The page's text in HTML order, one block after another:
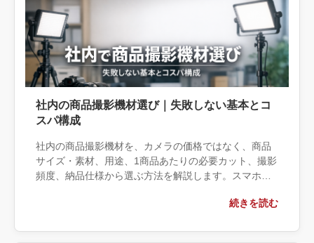
社内の商品撮影機材選び｜失敗しない基本とコ
スパ構成
社内の商品撮影機材を、カメラの価格ではなく、商品
サイズ・素材、用途、1商品あたりの必要カット、撮影
頻度、納品仕様から選ぶ方法を解説します。スマホと
任せる条件、相談時に伝える権利・保存・運用情報ま
続きを読む